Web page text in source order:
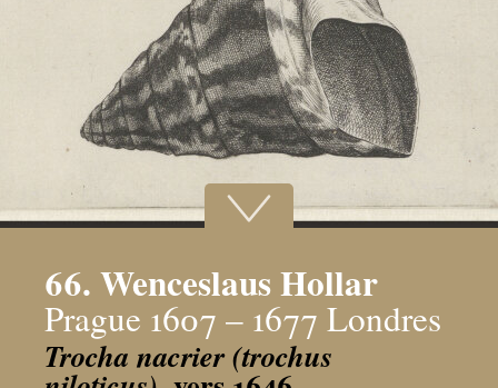
66. Wenceslaus Hollar
Prague 1607 – 1677 Londres
Trocha nacrier (trochus